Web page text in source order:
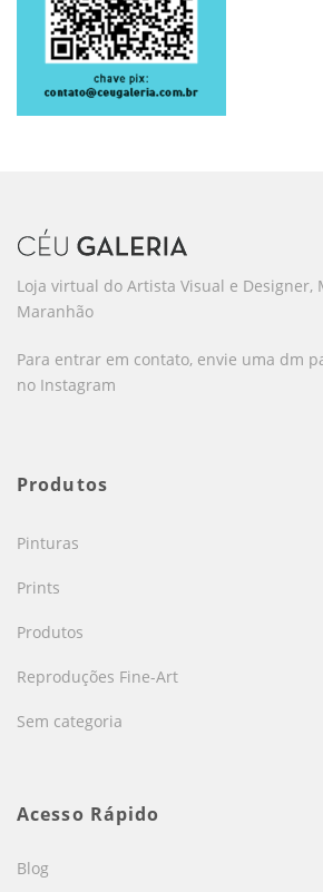
Loja virtual do Artista Visual e Designer,
Maranhão
Para entrar em contato, envie uma dm
no Instagram
Produtos
Pinturas
Prints
Produtos
Reproduções Fine-Art
Sem categoria
Acesso Rápido
Blog